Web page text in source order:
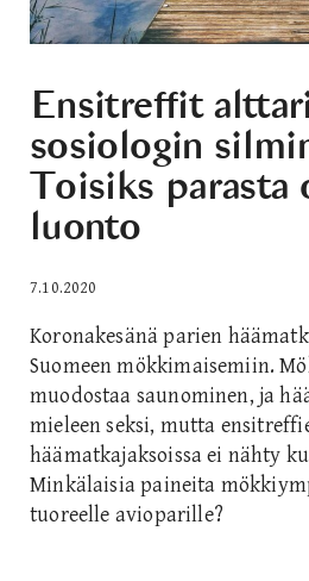
Ensitreffit
sosiologin
Toisiks parasta
luonto
7.10.2020
Koronakesänä parien
Suomeen mökkimaisemiin.
muodostaa saunominen, ja
mieleen seksi, mutta
häämatkajaksoissa ei nähty
Minkälaisia paineita
tuoreelle avioparille?